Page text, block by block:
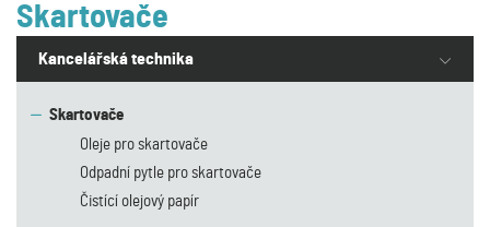
Skartovače
Kancelářská technika
Skartovače
Oleje pro skartovače
Odpadní pytle pro skartovače
Čistící olejový papír